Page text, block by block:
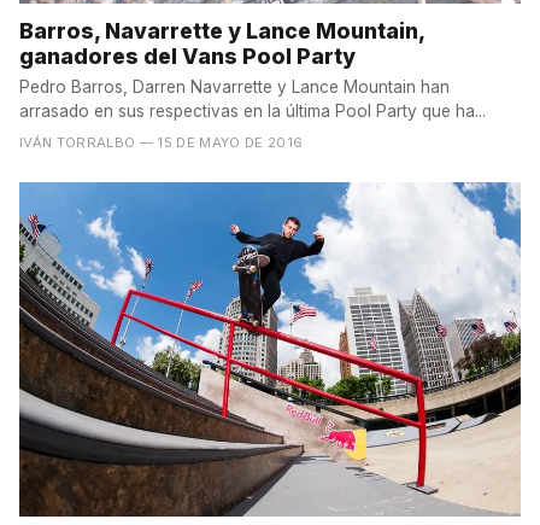
Barros, Navarrette y Lance Mountain,
ganadores del Vans Pool Party
Pedro Barros, Darren Navarrette y Lance Mountain han
arrasado en sus respectivas en la última Pool Party que ha...
IVÁN TORRALBO — 15 DE MAYO DE 2016